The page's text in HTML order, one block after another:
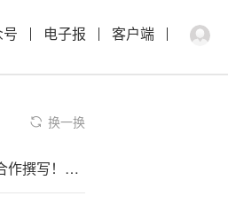
电子报 客户端
换一换
华为、vivo、O;PPO等合作撰写！中国快充方案成为全球标准：在国际电信联盟发布